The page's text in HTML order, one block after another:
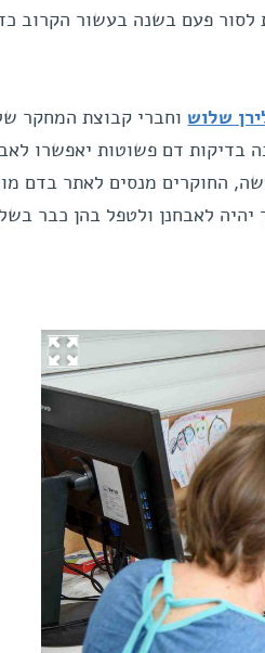
לסור פעם בשנה בעשור הקרוב
שלוש וחברי קבוצת המחקר
בדיקות דם פשוטות יאפשרו
החוקרים מנסים לאתר בדם
לאבחנן ולטפל בהן כבר